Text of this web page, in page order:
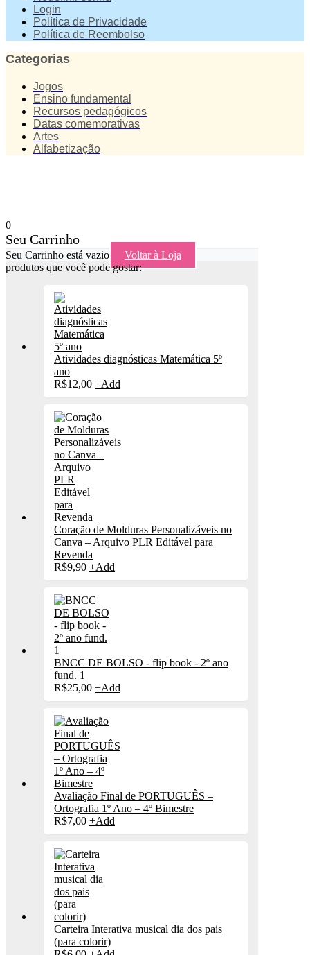
Login
Política de Privacidade
Política de Reembolso
Categorias
Jogos
Ensino fundamental
Recursos pedagógicos
Datas comemorativas
Artes
Alfabetização
0
Seu Carrinho
Seu Carrinho está vazio
Voltar à Loja
produtos que você pode gostar:
Atividades diagnósticas Matemática 5º
ano
R$12,00 +Add
Coração de Molduras Personalizáveis no
Canva – Arquivo PLR Editável para
Revenda
R$9,90 +Add
BNCC DE BOLSO - flip book - 2º ano
fund. 1
R$25,00 +Add
Avaliação Final de PORTUGUÊS –
Ortografia 1º Ano – 4º Bimestre
R$7,00 +Add
Carteira Interativa musical dia dos pais
(para colorir)